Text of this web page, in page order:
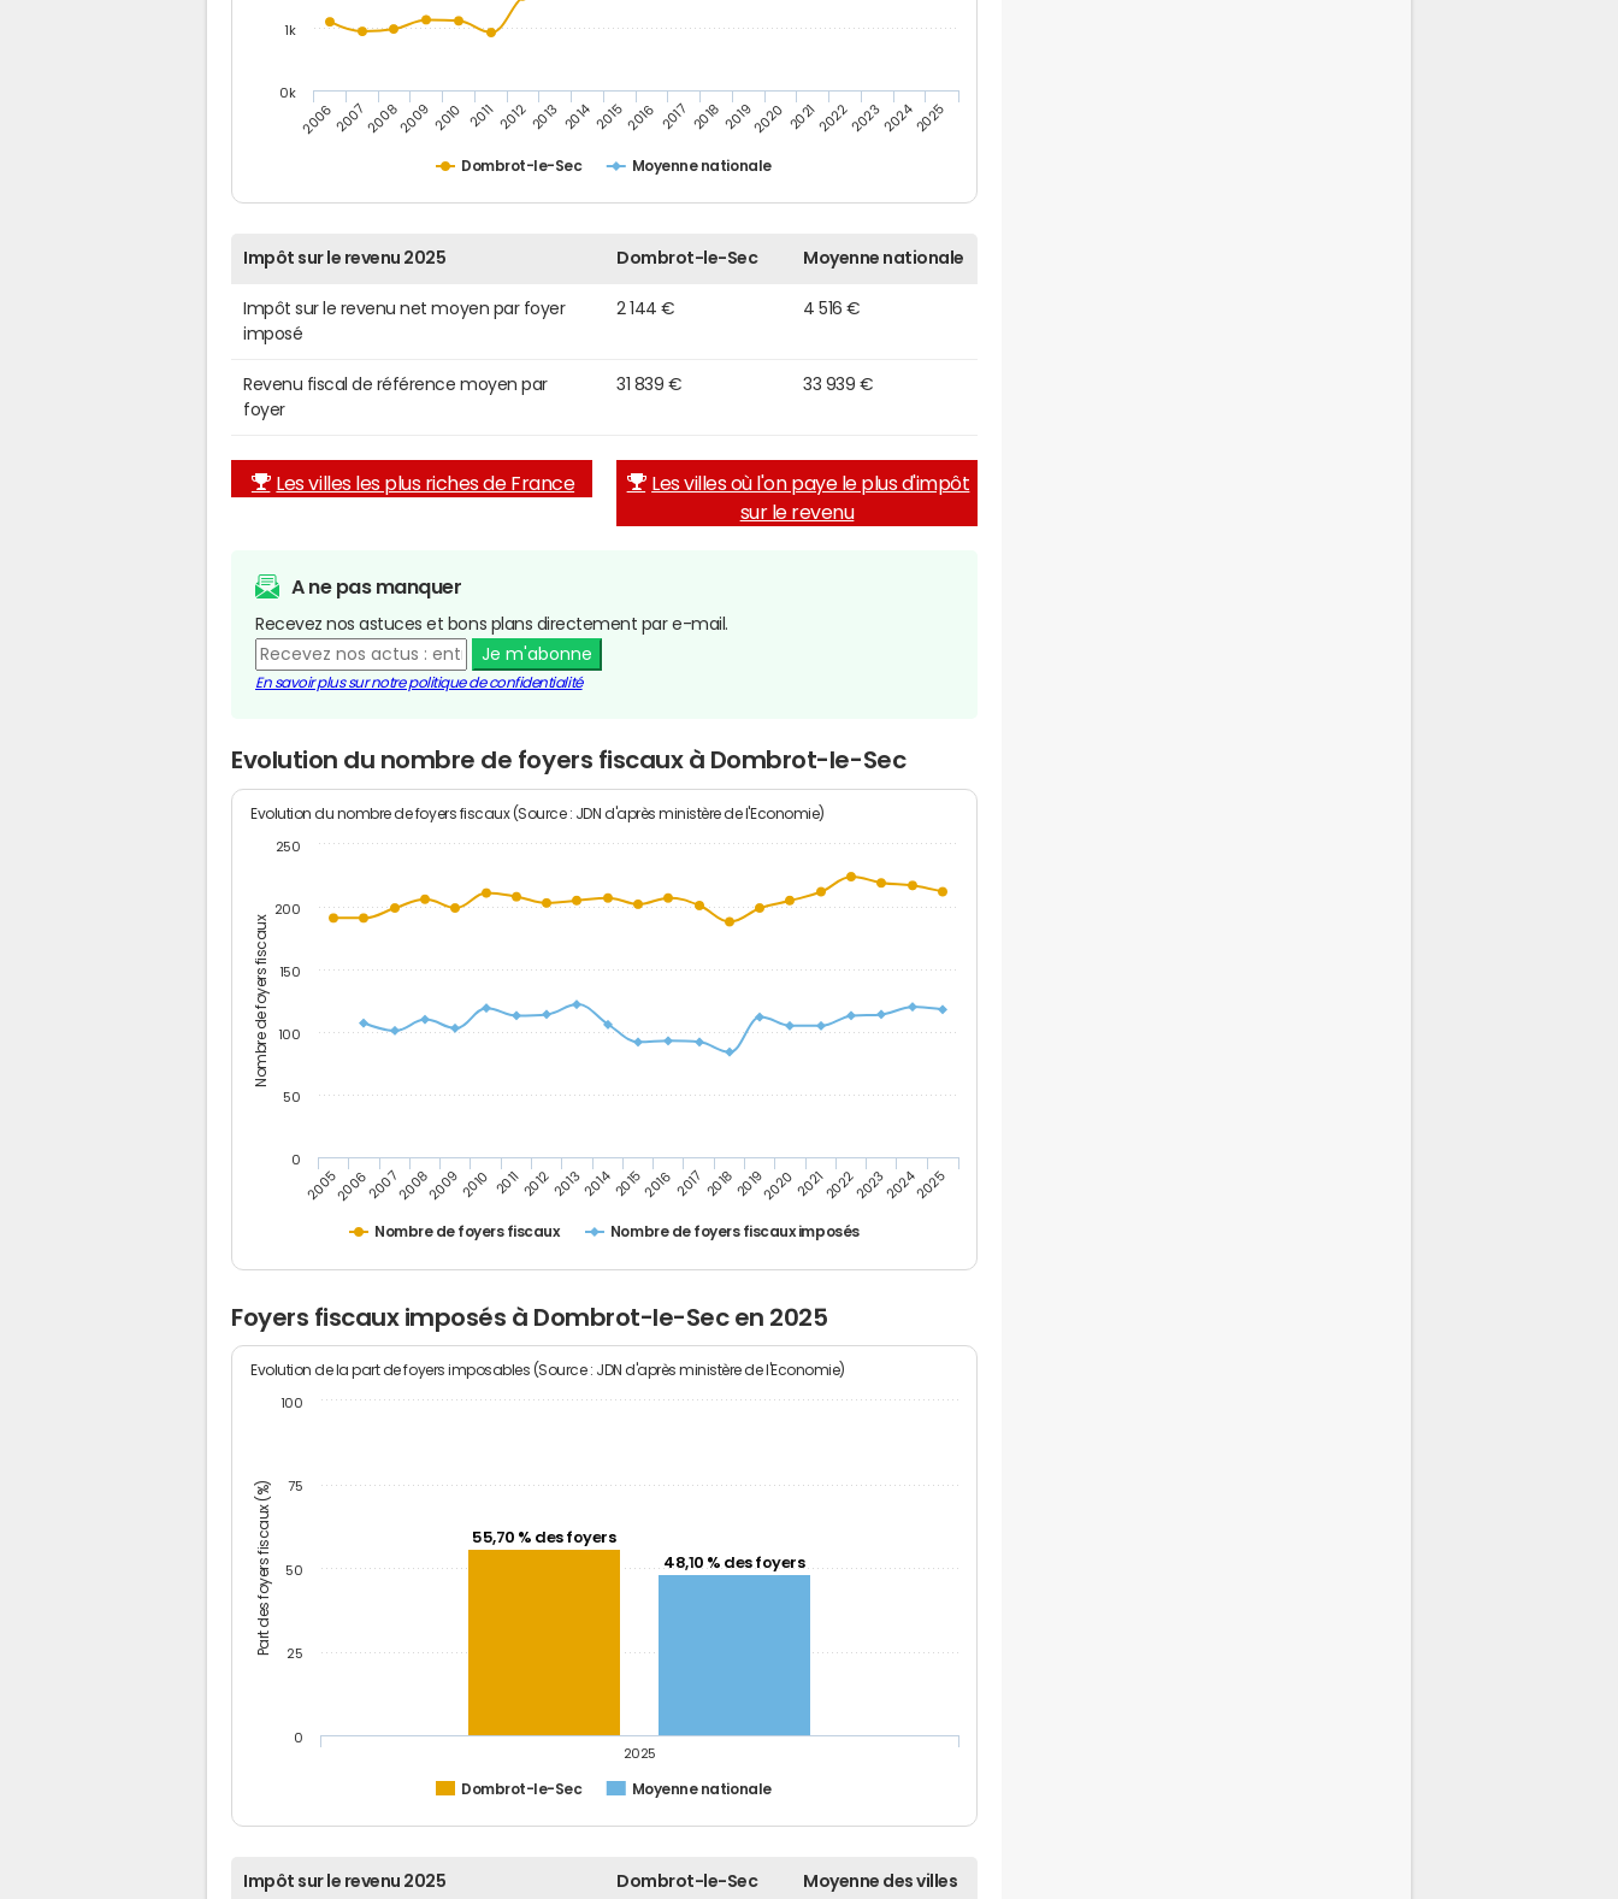
Dombrot-le-Sec Moyenne nationale
20062007200820092010 2011 20122013 201420152016 2017 201820192020 20212022202320242025
0k
1k
Impôt sur le revenu 2025 Dombrot-le-Sec Moyenne nationale
Impôt sur le revenu net moyen par foyer
imposé
2 144 € 4 516 €
Revenu fiscal de référence moyen par
foyer
31 839 € 33 939 €
Les villes les plus riches de France
Les villes où l'on paye le plus d'impôt
sur le revenu
A ne pas manquer
Recevez nos astuces et bons plans directement par e-mail.
Je m'abonne
En savoir plus sur notre politique de confidentialité
Evolution du nombre de foyers fiscaux à Dombrot-le-Sec
Nombre de foyers fiscaux
Evolution du nombre de foyers fiscaux (Source : JDN d'après ministère de l'Economie)
Nombre de foyers fiscaux Nombre de foyers fiscaux imposés
200520062007200820092010 201120122013201420152016 2017 20182019202020212022202320242025
0
50
100
150
200
250
Foyers fiscaux imposés à Dombrot-le-Sec en 2025
Part des foyers fiscaux (%)
Evolution de la part de foyers imposables (Source : JDN d'après ministère de l'Economie)
55,70 % des foyers
48,10 % des foyers
Dombrot-le-Sec Moyenne nationale
2025
0
25
50
75
100
Impôt sur le revenu 2025 Dombrot-le-Sec Moyenne des villes